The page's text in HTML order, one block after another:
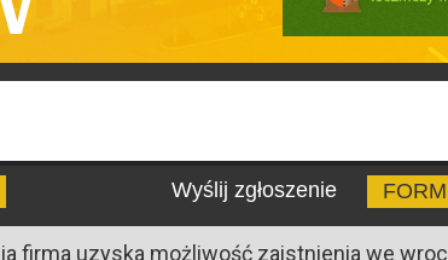
Wyślij zgłoszenie
firma uzyska możliwość zaistnienia we